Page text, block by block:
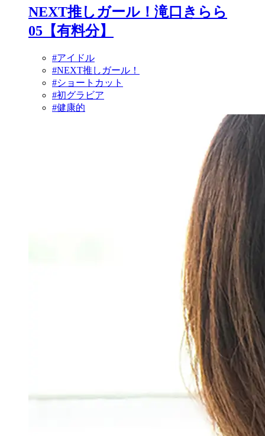
NEXT推しガール！滝口きらら
05【有料分】
#アイドル
#NEXT推しガール！
#ショートカット
#初グラビア
#健康的